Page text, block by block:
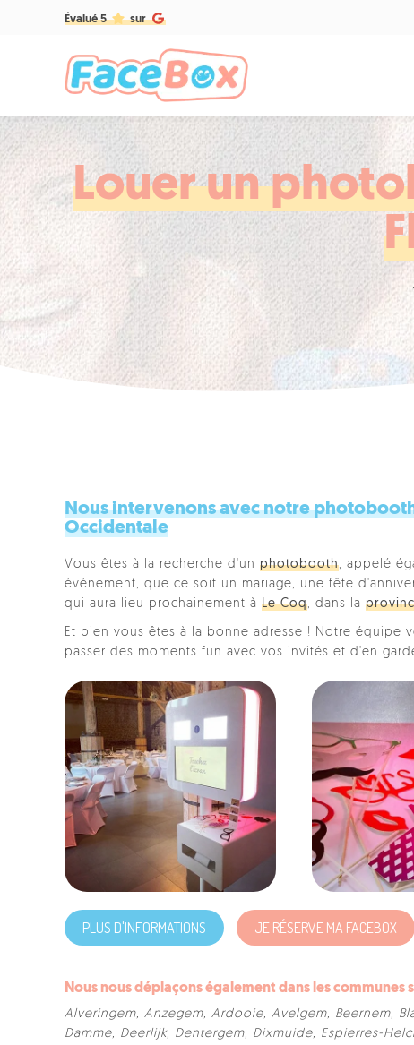
Évalué 5 sur
Louer un
Nous intervenons avec notre
Occidentale
Vous êtes à la recherche d'un photobooth, appelé
événement, que ce soit un mariage, une fête
qui aura lieu prochainement à Le Coq, dans la
Et bien vous êtes à la bonne adresse ! Notre équipe
passer des moments fun avec vos invités et d'en
PLUS D'INFORMATIONS JE RÉSERVE MA FACEBOX
Nous nous déplaçons également dans les
Alveringem, Anzegem, Ardooie, Avelgem, Beernem,
Damme, Deerlijk, Dentergem, Dixmuide, Espierres-